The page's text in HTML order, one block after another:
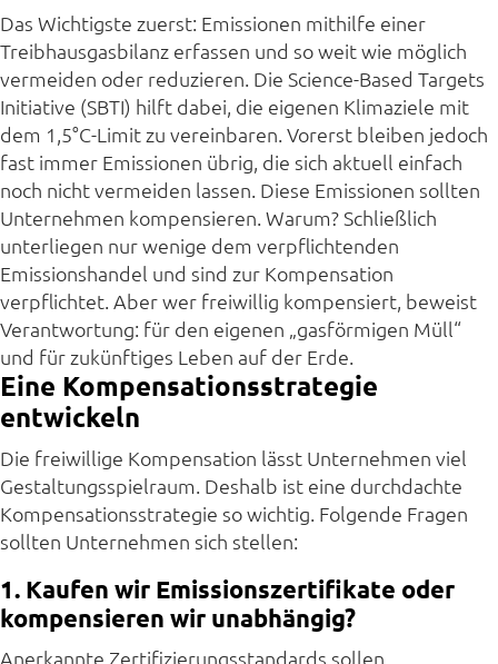
Das Wichtigste zuerst: Emissionen mithilfe einer
Treibhausgasbilanz erfassen und so weit wie möglich
vermeiden oder reduzieren. Die Science-Based Targets
Initiative (SBTI) hilft dabei, die eigenen Klimaziele mit
dem 1,5°C-Limit zu vereinbaren. Vorerst bleiben jedoch
fast immer Emissionen übrig, die sich aktuell einfach
noch nicht vermeiden lassen. Diese Emissionen sollten
Unternehmen kompensieren. Warum? Schließlich
unterliegen nur wenige dem verpflichtenden
Emissionshandel und sind zur Kompensation
verpflichtet. Aber wer freiwillig kompensiert, beweist
Verantwortung: für den eigenen „gasförmigen Müll“
und für zukünftiges Leben auf der Erde.
Eine Kompensationsstrategie
entwickeln
Die freiwillige Kompensation lässt Unternehmen viel
Gestaltungsspielraum. Deshalb ist eine durchdachte
Kompensationsstrategie so wichtig. Folgende Fragen
sollten Unternehmen sich stellen:
1. Kaufen wir Emissionszertifikate oder
kompensieren wir unabhängig?
Anerkannte Zertifizierungsstandards sollen